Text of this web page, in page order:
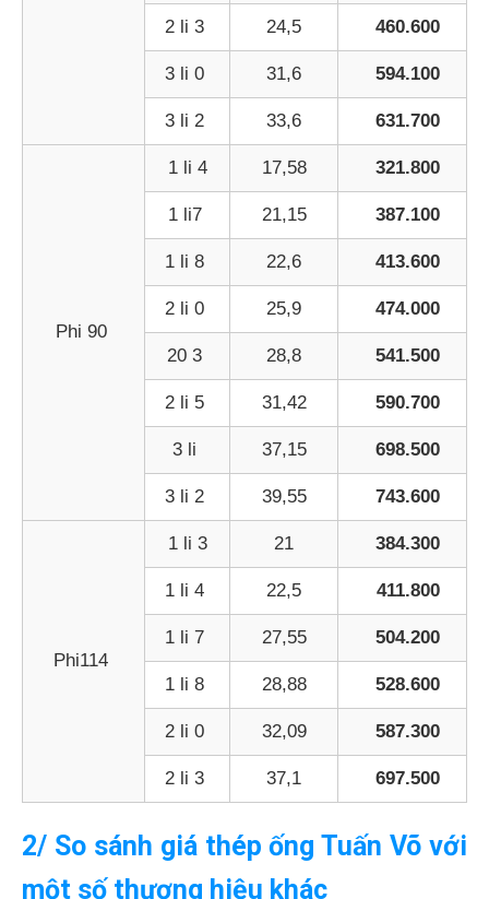
2 li 3 24,5 460.600
3 li 0 31,6 594.100
3 li 2 33,6 631.700
Phi 90
1 li 4 17,58 321.800
1 li7 21,15 387.100
1 li 8 22,6 413.600
2 li 0 25,9 474.000
20 3 28,8 541.500
2 li 5 31,42 590.700
3 li 37,15 698.500
3 li 2 39,55 743.600
Phi114
1 li 3 21 384.300
1 li 4 22,5 411.800
1 li 7 27,55 504.200
1 li 8 28,88 528.600
2 li 0 32,09 587.300
2 li 3 37,1 697.500
2/ So sánh giá thép ống Tuấn Võ với
một số thương hiệu khác